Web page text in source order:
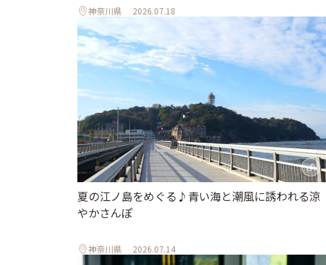
神奈川県 2026.07.18
夏の江ノ島をめぐる♪青い海と潮風に誘われる涼
やかさんぽ
神奈川県 2026.07.14